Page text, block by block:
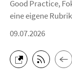
Good Practice,
eine eigene
09.07.2026